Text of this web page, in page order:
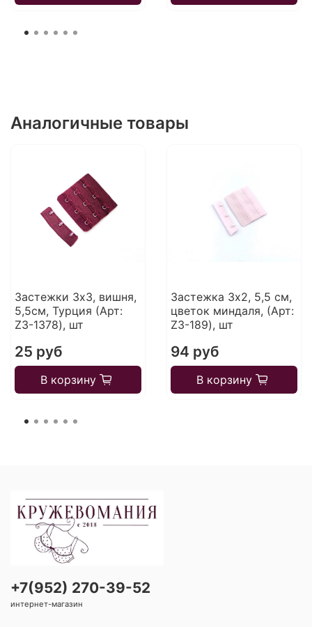
Аналогичные товары
Застежки 3х3, вишня,
5,5см, Турция (Арт:
Z3-1378), шт
25 руб
В корзину
Застежка 3х2, 5,5 см,
цветок миндаля, (Арт:
Z3-189), шт
94 руб
В корзину
+7(952) 270-39-52
интернет-магазин